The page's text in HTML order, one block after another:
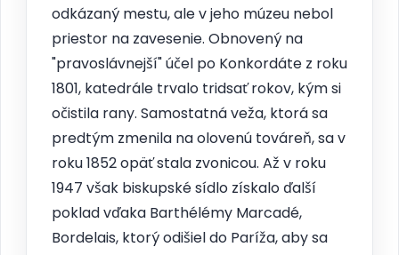
odkázaný mestu, ale v jeho múzeu nebol
priestor na zavesenie. Obnovený na
"pravoslávnejší" účel po Konkordáte z roku
1801, katedrále trvalo tridsať rokov, kým si
očistila rany. Samostatná veža, ktorá sa
predtým zmenila na olovenú továreň, sa v
roku 1852 opäť stala zvonicou. Až v roku
1947 však biskupské sídlo získalo ďalší
poklad vďaka Barthélémy Marcadé,
Bordelais, ktorý odišiel do Paríža, aby sa